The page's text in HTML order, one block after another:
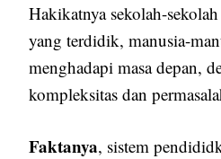
Hakikatnya sekolah-
yang terdidik, manusia-
menghadapi masa depan,
kompleksitas dan
Faktanya, sistem